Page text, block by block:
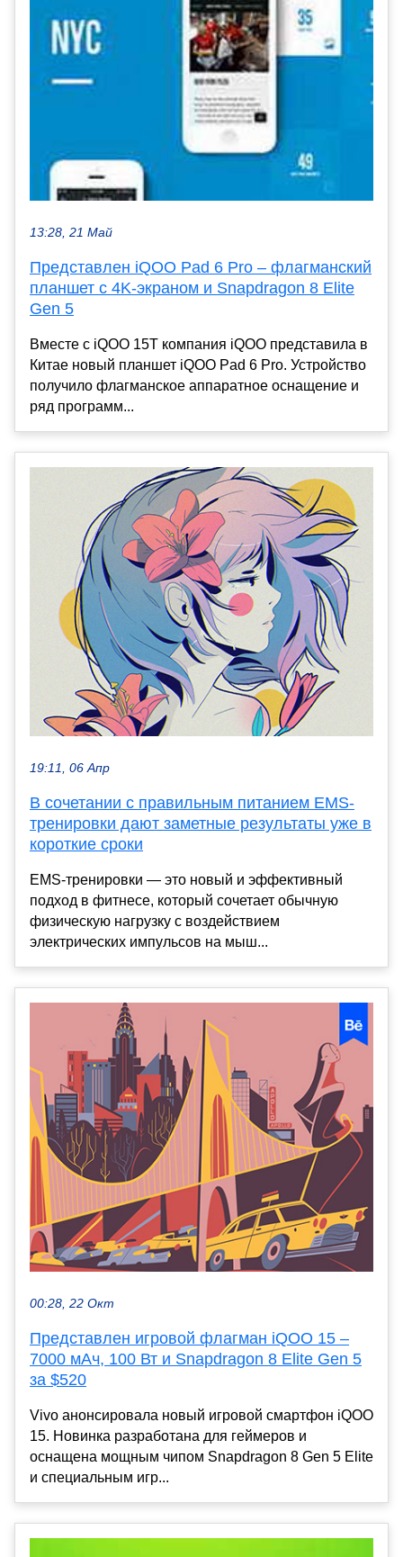
13:28, 21 Май
Представлен iQOO Pad 6 Pro – флагманский
планшет с 4K-экраном и Snapdragon 8 Elite
Gen 5
Вместе с iQOO 15T компания iQOO представила в
Китае новый планшет iQOO Pad 6 Pro. Устройство
получило флагманское аппаратное оснащение и
ряд программ...
19:11, 06 Апр
В сочетании с правильным питанием EMS-
тренировки дают заметные результаты уже в
короткие сроки
EMS-тренировки — это новый и эффективный
подход в фитнесе, который сочетает обычную
физическую нагрузку с воздействием
электрических импульсов на мыш...
00:28, 22 Окт
Представлен игровой флагман iQOO 15 –
7000 мАч, 100 Вт и Snapdragon 8 Elite Gen 5
за $520
Vivo анонсировала новый игровой смартфон iQOO
15. Новинка разработана для геймеров и
оснащена мощным чипом Snapdragon 8 Gen 5 Elite
и специальным игр...